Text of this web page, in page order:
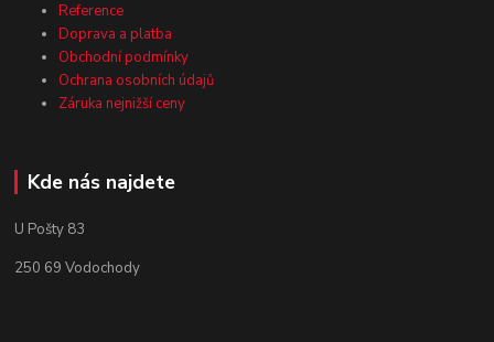
Reference
Doprava a platba
Obchodní podmínky
Ochrana osobních údajů
Záruka nejnižší ceny
Kde nás najdete
U Pošty 83
250 69 Vodochody